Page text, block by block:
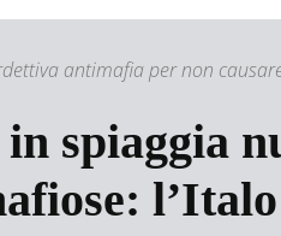
antimafia per non
spiaggia